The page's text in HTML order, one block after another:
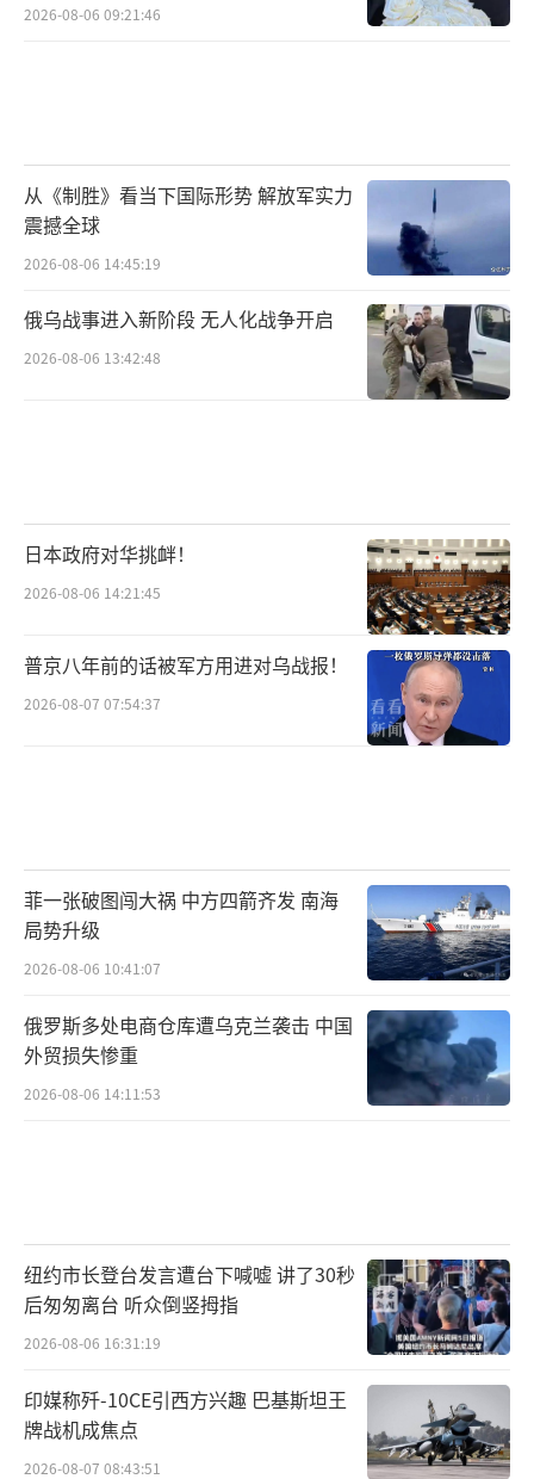
2026-08-06 09:21:46
从《制胜》看当下国际形势 解放军实力
震撼全球
2026-08-06 14:45:19
俄乌战事进入新阶段 无人化战争开启
2026-08-06 13:42:48
日本政府对华挑衅！
2026-08-06 14:21:45
普京八年前的话被军方用进对乌战报！
2026-08-07 07:54:37
菲一张破图闯大祸 中方四箭齐发 南海
局势升级
2026-08-06 10:41:07
俄罗斯多处电商仓库遭乌克兰袭击 中国
外贸损失惨重
2026-08-06 14:11:53
纽约市长登台发言遭台下喊嘘 讲了30秒
后匆匆离台 听众倒竖拇指
2026-08-06 16:31:19
印媒称歼-10CE引西方兴趣 巴基斯坦王
牌战机成焦点
2026-08-07 08:43:51